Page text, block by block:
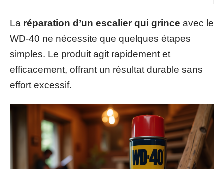
La réparation d’un escalier qui grince avec le
WD-40 ne nécessite que quelques étapes
simples. Le produit agit rapidement et
efficacement, offrant un résultat durable sans
effort excessif.